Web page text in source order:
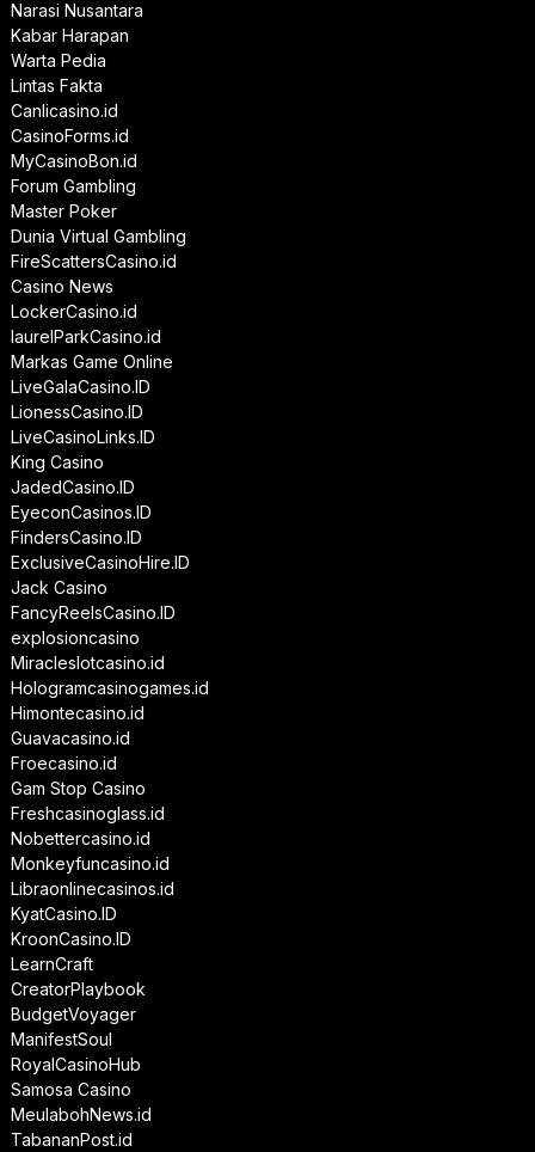
Narasi Nusantara
Kabar Harapan
Warta Pedia
Lintas Fakta
Canlicasino.id
CasinoForms.id
MyCasinoBon.id
Forum Gambling
Master Poker
Dunia Virtual Gambling
FireScattersCasino.id
Casino News
LockerCasino.id
laurelParkCasino.id
Markas Game Online
LiveGalaCasino.ID
LionessCasino.ID
LiveCasinoLinks.ID
King Casino
JadedCasino.ID
EyeconCasinos.ID
FindersCasino.ID
ExclusiveCasinoHire.ID
Jack Casino
FancyReelsCasino.ID
explosioncasino
Miracleslotcasino.id
Hologramcasinogames.id
Himontecasino.id
Guavacasino.id
Froecasino.id
Gam Stop Casino
Freshcasinoglass.id
Nobettercasino.id
Monkeyfuncasino.id
Libraonlinecasinos.id
KyatCasino.ID
KroonCasino.ID
LearnCraft
CreatorPlaybook
BudgetVoyager
ManifestSoul
RoyalCasinoHub
Samosa Casino
MeulabohNews.id
TabananPost.id